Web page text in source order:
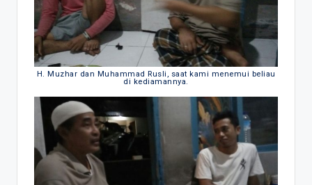
H. Muzhar dan Muhammad Rusli, saat kami menemui beliau
di kediamannya.